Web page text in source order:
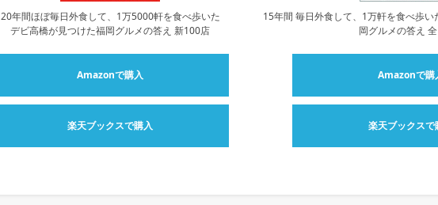
20年間ほぼ毎日外食して、1万5000軒を食べ歩いた
デビ高橋が見つけた福岡グルメの答え 新100店
Amazonで購入
楽天ブックスで購入
15年間 毎日外食して、1万軒を食べ歩
岡グルメの答え
Amazonで購
楽天ブックスで